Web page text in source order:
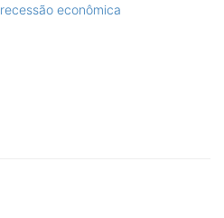
recessão econômica